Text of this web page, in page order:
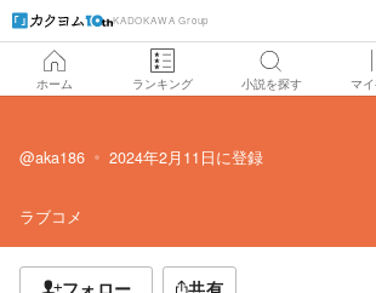
KADOKAWA Group
ホーム ランキング 小説を探す マ
@aka186 2024年2月11日に登録
ラブコメ
フォロー 共有